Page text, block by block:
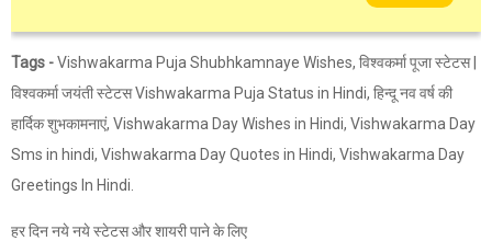
Tags -Vishwakarma Puja Shubhkamnaye Wishes, विश्वकर्मा पूजा स्टेटस |
विश्वकर्मा जयंती स्टेटस Vishwakarma Puja Status in Hindi, हिन्दू नव वर्ष की
हार्दिक शुभकामनाएं, Vishwakarma Day Wishes in Hindi, Vishwakarma Day
Sms in hindi, Vishwakarma Day Quotes in Hindi, Vishwakarma Day
Greetings In Hindi.
हर दिन नये नये स्टेटस और शायरी पाने के लिए